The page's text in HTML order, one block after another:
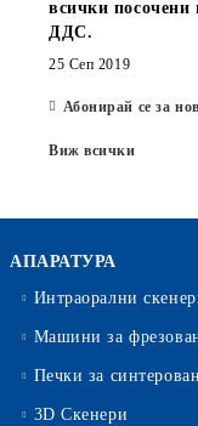
всички посочени
ДДС.
25 Сеп 2019
Абонирай се за
Виж всички
АПАРАТУРА
Интраорални
Машини за
Печки за
3D Скенери